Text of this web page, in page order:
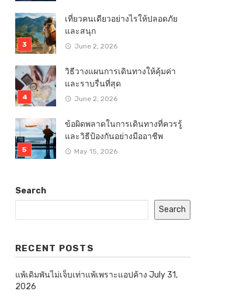
เที่ยวคนเดียวอย่างไรให้ปลอดภัย
และสนุก
June 2, 2026
วิธีวางแผนการเดินทางให้คุ้มค่า
และราบรื่นที่สุด
June 2, 2026
ข้อผิดพลาดในการเดินทางที่ควรรู้
และวิธีป้องกันอย่างมืออาชีพ
May 15, 2026
Search
Search
RECENT POSTS
แพ้เดิมพันไม่เจ็บเท่าแพ้เพราะแอปค้าง July 31,
2026